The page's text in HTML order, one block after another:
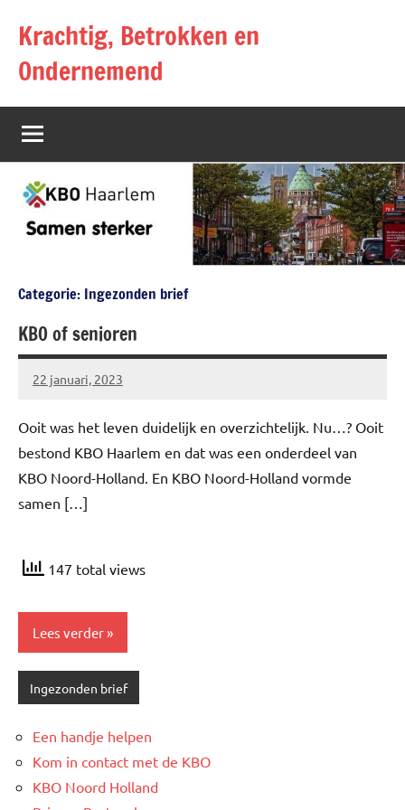
inhoud
Krachtig, Betrokken en
Ondernemend
Categorie: Ingezonden brief
KBO of senioren
22 januari, 2023
Rob
Ooit was het leven duidelijk en overzichtelijk. Nu…? Ooit
bestond KBO Haarlem en dat was een onderdeel van
KBO Noord-Holland. En KBO Noord-Holland vormde
samen […]
147 total views
Lees verder
Ingezonden brief
Een handje helpen
Kom in contact met de KBO
KBO Noord Holland